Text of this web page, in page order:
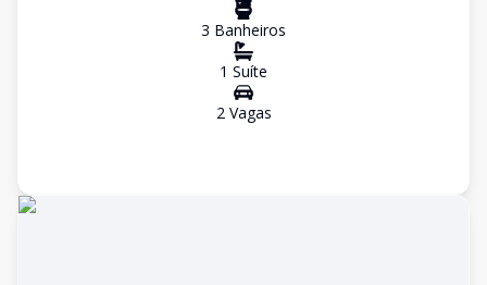
3 Banheiros
1 Suíte
2Vagas